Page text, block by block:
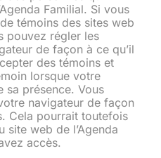
Familial. Si vous
témoins des sites web
pouvez régler les
de façon à ce qu’il
des témoins et
lorsque votre
sa présence. Vous
navigateur de façon
Cela pourrait toutefois
site web de l’Agenda
accès.